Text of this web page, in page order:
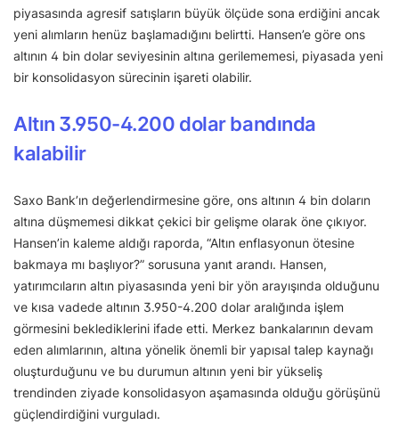
piyasasında agresif satışların büyük ölçüde sona erdiğini ancak
yeni alımların henüz başlamadığını belirtti. Hansen’e göre ons
altının 4 bin dolar seviyesinin altına gerilememesi, piyasada yeni
bir konsolidasyon sürecinin işareti olabilir.
Altın 3.950-4.200 dolar bandında
kalabilir
Saxo Bank’ın değerlendirmesine göre, ons altının 4 bin doların
altına düşmemesi dikkat çekici bir gelişme olarak öne çıkıyor.
Hansen’in kaleme aldığı raporda, “Altın enflasyonun ötesine
bakmaya mı başlıyor?” sorusuna yanıt arandı. Hansen,
yatırımcıların altın piyasasında yeni bir yön arayışında olduğunu
ve kısa vadede altının 3.950-4.200 dolar aralığında işlem
görmesini beklediklerini ifade etti. Merkez bankalarının devam
eden alımlarının, altına yönelik önemli bir yapısal talep kaynağı
oluşturduğunu ve bu durumun altının yeni bir yükseliş
trendinden ziyade konsolidasyon aşamasında olduğu görüşünü
güçlendirdiğini vurguladı.